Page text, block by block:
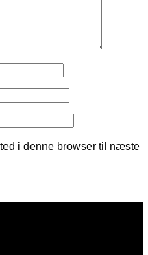
i denne browser til næste